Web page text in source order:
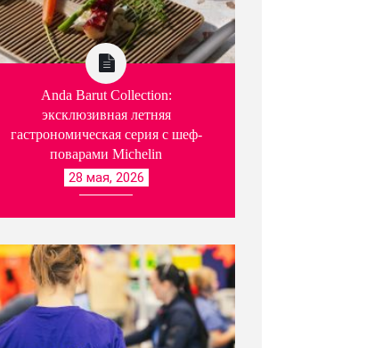
Anda Barut Collection:
эксклюзивная летняя
гастрономическая серия с шеф-
поварами Michelin
28 мая, 2026